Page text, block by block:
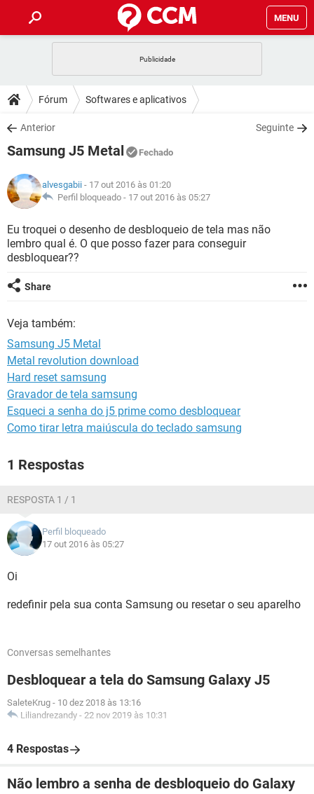
MENU
CELULAR FACEBOOK
OUTLOOK
INSTAGRAM GMAIL
GUIA DE COMPRAS
DICAS
JOGOS WHATSAPP
INSTAGRAM GMAIL
GUIA DE COMPRAS
DOWNLOADS
JOGOS WHATSAPP
CELULAR
OUTLOOK EXCEL
INSTAGRAM GMAIL
GUIA DE COMPRAS
JOGOS WHATSAPP
CELULAR
OUTLOOK EXCEL
INSTAGRAM
GUIA DE COMPRAS
GLOSSÁRIO
WHATSAPP
CELULAR FACEBOOK
INSTAGRAM
GUIA DE COMPRAS
Fórum Softwares e aplicativos
Anterior Seguinte
Samsung J5 Metal Fechado
alvesgabii - 17 out 2016 às 01:20
Perfil bloqueado - 17 out 2016 às 05:27
Eu troquei o desenho de desbloqueio de tela mas não
lembro qual é. O que posso fazer para conseguir
desbloquear??
Share
Veja também:
Samsung J5 Metal
Metal revolution download
Hard reset samsung
Gravador de tela samsung
Esqueci a senha do j5 prime como desbloquear
Como tirar letra maiúscula do teclado samsung
1 Respostas
RESPOSTA 1 / 1
Perfil bloqueado
17 out 2016 às 05:27
Oi
redefinir pela sua conta Samsung ou resetar o seu aparelho
Conversas semelhantes
Desbloquear a tela do Samsung Galaxy J5
SaleteKrug - 10 dez 2018 às 13:16
Liliandrezandy - 22 nov 2019 às 10:31
4 Respostas
Não lembro a senha de desbloqueio do Galaxy